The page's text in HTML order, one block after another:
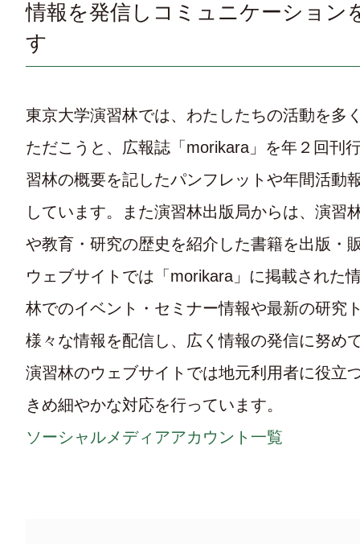
情報を発信しコミュニケーション
す
東京大学演習林では、わたしたちの活動を多
ただこうと、広報誌「morikara」を年２回刊
習林の概要を記したパンフレットや年間活動
しています。また演習林出版局からは、演習
や教育・研究の歴史を紹介した書籍を出版・
ウェブサイトでは「morikara」に掲載された
林でのイベント・セミナー情報や最新の研究
様々な情報を配信し、広く情報の発信に努め
演習林のウェブサイトでは地元利用者に役立
きめ細やかな対応を行っています。
ソーシャルメディアアカウント一覧